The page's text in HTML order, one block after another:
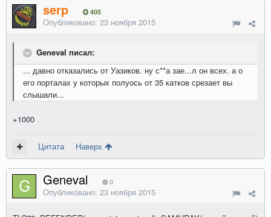
serp 405
Опубликовано: 23 ноября 2015
Geneval писал:
... давно отказались от Уазиков. ну с**а зае...л он всех. а о
его порталах у которых полуось от 35 катков срезает вы
слышали...
+1000
Цитата Наверх
Geneval 0
Опубликовано: 23 ноября 2015